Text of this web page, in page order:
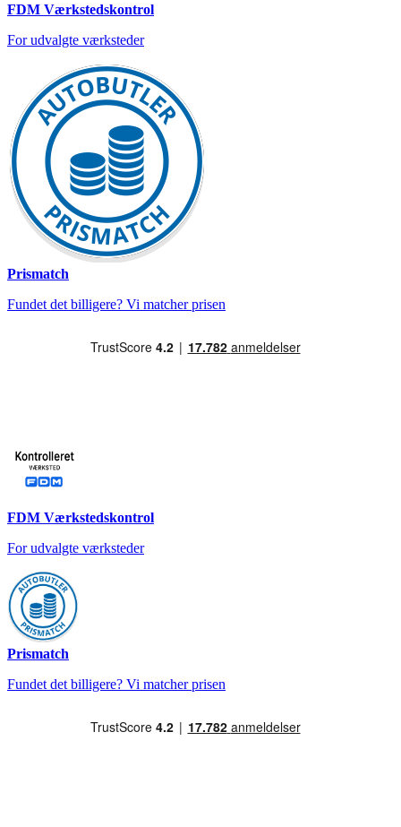
FDM Værkstedskontrol
For udvalgte værksteder
Prismatch
Fundet det billigere? Vi matcher prisen
FDM Værkstedskontrol
For udvalgte værksteder
Prismatch
Fundet det billigere? Vi matcher prisen